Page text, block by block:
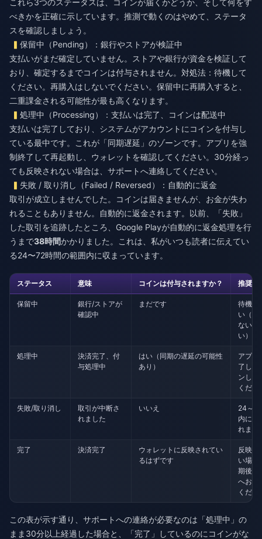
これら3つのステータスは、コインが届くかどうか、そして何をす
べきかを正確に示しています。推測で動くのはやめて、ステータ
スを確認しましょう。
保留中（Pending）：銀行やストアが検証中
支払いがまだ確定していません。ストアや銀行が資金を検証して
おり、確定するまでコインは付与されません。対処法：待機して
ください。再購入はしないでください。保留中に再購入すると、
二重課金される可能性が最も高くなります。
処理中（Processing）：支払いは完了、コインは配送中
支払いは完了しており、システムがアカウントにコインを付与し
ている最中です。これが「同期遅延」のゾーンです。アプリを強
制終了して再起動し、ウォレットを確認してください。30分経っ
ても反映されない場合は、サポートへ連絡してください。
失敗 / 取り消し（Failed / Reversed）：自動的に返金
取引が成立しませんでした。コインは届きませんが、お金が失わ
れることもありません。自動的に返金されます。以前、「失敗」
した取引を追跡したところ、Google Playが自動的に返金処理を行
うまで38時間かかりました。これは、私がいつも読者に伝えてい
る24〜72時間の範囲内に収まっています。
ステータス 意味 コインは付与されますか？ 推奨ア
保留中
銀行/ストアが
確認中
まだです
待機し
い（再
ないで
い）
処理中
決済完了、付
与処理中
はい（同期の遅延の可能性
あり）
アプリ
了し、
ンして
くださ
失敗/取り消し
取引が中断さ
れました
いいえ
24～
内に自
れます
完了 決済完了
ウォレットに反映されてい
るはずです
反映さ
い場合
期後に
へお問
くださ
この表が示す通り、サポートへの連絡が必要なのは「処理中」の
まま30分以上経過した場合と、「完了」しているのにコインがな